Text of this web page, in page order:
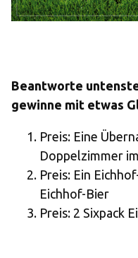
Beantworte
gewinne mit etwas
Preis: Eine
Doppelzimmer
Preis: Ein
Eichhof-Bier
Preis: 2 Sixpack